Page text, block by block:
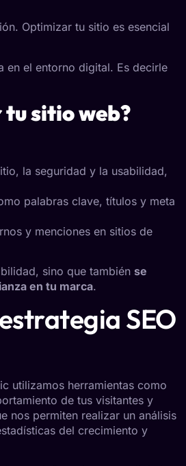
Optimizar tu sitio es esencial
en el entorno digital. Es decirle
tu sitio web?
la seguridad y la usabilidad,
palabras clave, títulos y meta
y menciones en sitios de
sino que también se
en tu marca.
SEO
utilizamos herramientas como
de tus visitantes y
nos permiten realizar un análisis
del crecimiento y